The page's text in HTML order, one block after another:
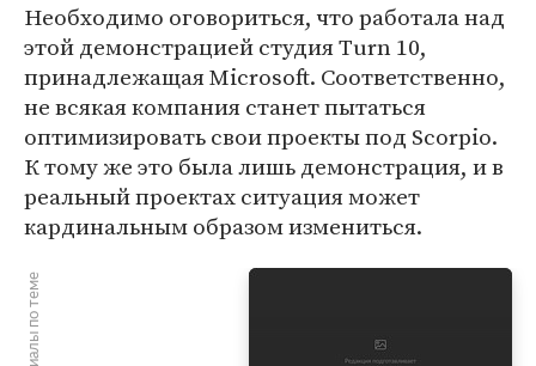
Необходимо оговориться, что работала над
этой демонстрацией студия Turn 10,
принадлежащая Microsoft. Соответственно,
не всякая компания станет пытаться
оптимизировать свои проекты под Scorpio.
К тому же это была лишь демонстрация, и в
реальный проектах ситуация может
кардинальным образом измениться.